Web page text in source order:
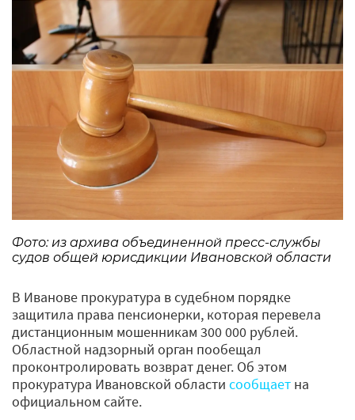
Фото: из архива объединенной пресс-службы
судов общей юрисдикции Ивановской области
В Иванове прокуратура в судебном порядке
защитила права пенсионерки, которая перевела
дистанционным мошенникам 300 000 рублей.
Областной надзорный орган пообещал
проконтролировать возврат денег. Об этом
прокуратура Ивановской области сообщает на
официальном сайте.